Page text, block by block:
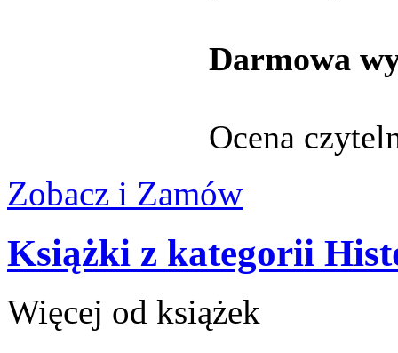
Darmowa
Ocena
Zobacz i Zamów
Książki z kategorii
Więcej od książek